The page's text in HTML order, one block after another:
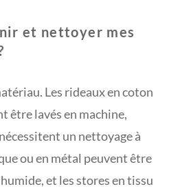
et nettoyer mes
Les rideaux en coton
être lavés en machine,
un nettoyage à
ou en métal peuvent être
et les stores en tissu